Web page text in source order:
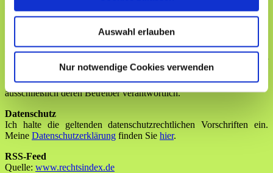
Auswahl erlauben
Nur notwendige Cookies verwenden
Die Angaben und Informationen auf dieser Internetseite wurden
sorgfältig zusammengestellt, Sie dienen jedoch lediglich als
inhaltlicher Kontrolle übernehme ich keine Haftung für die Inhalte
externer Links. Für den Inhalt der verlinkten Seiten sind
ausschließlich deren Betreiber verantwortlich.
Datenschutz
Ich halte die geltenden datenschutzrechtlichen Vorschriften ein.
Meine Datenschutzerklärung finden Sie hier.
RSS-Feed
Quelle: www.rechtsindex.de